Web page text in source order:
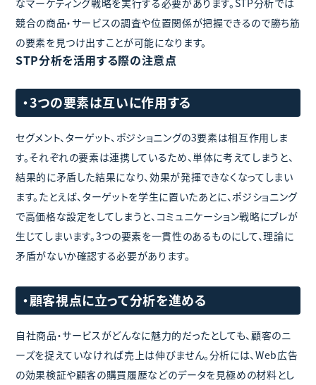
競合の商品・サービスの調査や位置関係が把握できるので勝ち筋
の要素を見つけ出すことが可能になります。
STP分析を活用する際の注意点
・3つの要素は互いに作用する
セグメント、ターゲット、ポジショニングの3要素は相互作用しま
す。それぞれの要素は連携しているため、単体に考えてしまうと、
結果的に矛盾した結果になり、効果が発揮できなくなってしまい
ます。たとえば、ターゲットを学生に置いたあとに、ポジショニング
で高価格な設定をしてしまうと、コミュニケーション戦略にブレが
生じてしまいます。3つの要素を一貫性のあるものにして、理論に
矛盾がないか確認する必要があります。
・顧客視点に立って分析を進める
自社商品・サービスがどんなに魅力的だったとしても、顧客のニ
ーズを捉えていなければ売上は伸びません。分析には、Web広告
の効果検証や顧客の購買履歴などのデータを見極めの材料とし